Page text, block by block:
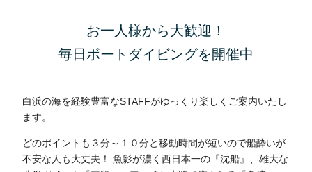
お一人様から大歓迎！
毎日ボートダイビングを開催中
白浜の海を経験豊富なSTAFFがゆっくり楽しくご案内いたし
ます。
どのポイントも３分～１０分と移動時間が短いので船酔いが
不安な人も大丈夫！ 魚影が濃く西日本一の『沈船』、雄大な